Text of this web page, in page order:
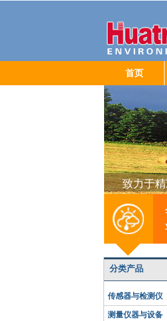
首页
致力于
分类产品
传感器与检测仪
测量仪器与设备